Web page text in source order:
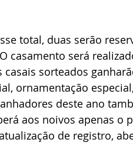
total, duas serão
casamento será
casais sorteados
ornamentação
deste ano
aos noivos apenas o
de registro,